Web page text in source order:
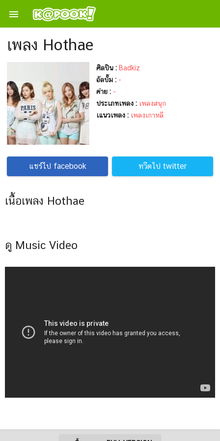

เพลง Hothae
ศิลปิน : Badkiz
อัลบั้ม : -
ค่าย : -
ประเภทเพลง : เพลงสนุก
เแนวเพลง : เพลงเกาหลี
แชร์ไป facebook ทวีตไป twitter
เนื้อเพลง Hothae
ดู Music Video